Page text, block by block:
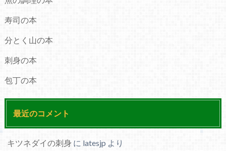
寿司の本
分とく山の本
刺身の本
包丁の本
最近のコメント
キツネダイの刺身に latesjp より